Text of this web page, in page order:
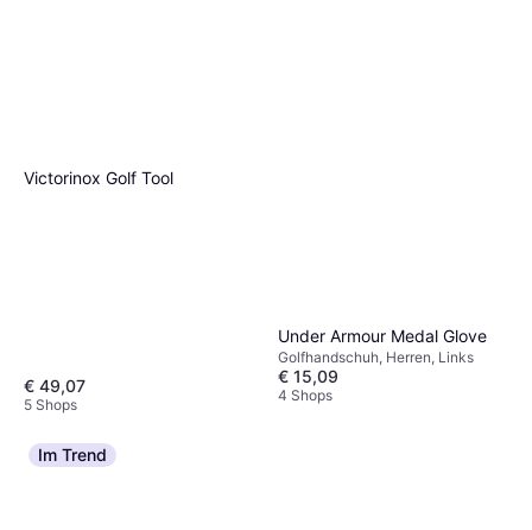
Victorinox Golf Tool
€ 49,07
5 Shops
Under Armour Medal Glove
Golfhandschuh, Herren, Links
€ 15,09
4 Shops
Im Trend